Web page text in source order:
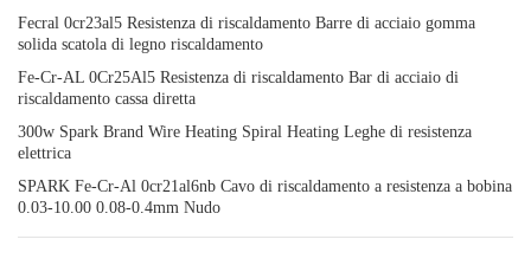
Fecral 0cr23al5 Resistenza di riscaldamento Barre di acciaio gomma
solida scatola di legno riscaldamento
Fe-Cr-AL 0Cr25Al5 Resistenza di riscaldamento Bar di acciaio di
riscaldamento cassa diretta
300w Spark Brand Wire Heating Spiral Heating Leghe di resistenza
elettrica
SPARK Fe-Cr-Al 0cr21al6nb Cavo di riscaldamento a resistenza a bobina
0.03-10.00 0.08-0.4mm Nudo